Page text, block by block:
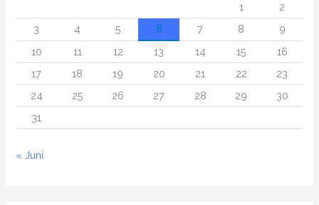
1
2
3
4 5 6 7 8
9
10
11 12 13 14 15
16
17
18 19 20 21 22
23
24
25 26 27 28 29
30
31
« Juni